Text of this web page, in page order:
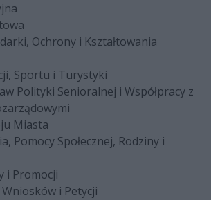
Ochrony i Kształtowania
Sportu i Turystyki
Polityki Senioralnej i Współpracy z
Miasta
Pomocy Społecznej, Rodziny i
i Promocji
i Petycji